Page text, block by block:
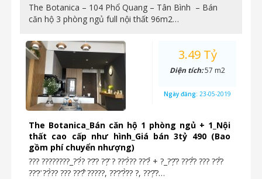
The Botanica – 104 Phổ Quang – Tân Bình – Bán
căn hộ 3 phòng ngủ full nội thất 96m2…
The Botanica_Bán căn hộ 1 phòng ngủ + 1_Nội
thất cao cấp như hình_Giá bán 3tỷ 490 (Bao
gồm phí chuyển nhượng)
??? ????????_??́? ??̆? ??̣̂ ? ???̀?? ???̉ + ?_??̣̂? ???̂́? ??? ??̂́?
???̛ ??̀?? ??? ???̂̉ ?????, ???̛?̛̀?? ?, ???̣̂?…
3.49 Tỷ
Diện tích:57 m2
Ngày đăng: 23-05-2019